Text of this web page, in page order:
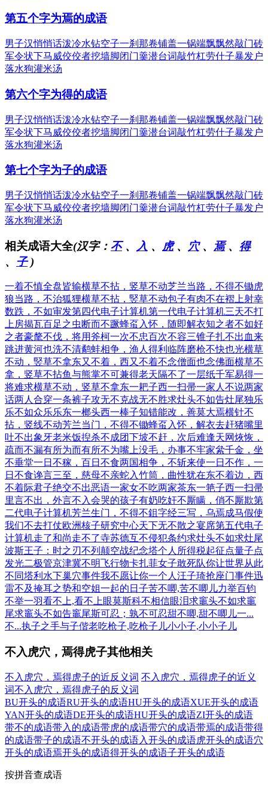
第五个字为焉的成语
男子汉悄悄话泼冷水钻空子一刹那卷铺盖一锅端飘飘然敲门砖
军令状下马威佼佼者挖墙脚闭门羹潜台词敲竹杠劳什子暴发户
落水狗灌米汤
第六个字为得的成语
男子汉悄悄话泼冷水钻空子一刹那卷铺盖一锅端飘飘然敲门砖
军令状下马威佼佼者挖墙脚闭门羹潜台词敲竹杠劳什子暴发户
落水狗灌米汤
第七个字为子的成语
男子汉悄悄话泼冷水钻空子一刹那卷铺盖一锅端飘飘然敲门砖
军令状下马威佼佼者挖墙脚闭门羹潜台词敲竹杠劳什子暴发户
落水狗灌米汤
相关成语大全(汉字： 不、 入 、 虎、 穴、 焉、 得
、 子)
一着不慎全盘皆输横草不拈，竖草不动芝兰当路，不得不锄虎
狼当路，不治狐狸横草不拈，竪草不动包子有肉不在褶上射幸
数跌，不如审发第四代电子计算机第一代电子计算机三天不打
上房揭瓦百足之虫断而不蹶蜂虿入怀，随即解衣知之者不如好
之者豪氂不伐，将用斧柯一次不忠百次不容三锥子扎不出血来
跳进黄河也洗不清鹬蚌相争，渔人得利 临阵磨枪不快也光横草
不动，竪草不拿东又不着，西又不着不念僧面也念佛面横草不
拿，竖草不拈鱼与熊掌不可兼得老天隔不了一层纸千军易得一
将难求横草不动，竖草不拿东一耙子西一扫帚一家人不说两家
话两人合穿一条裤子攻无不克战无不胜求灶头不如告灶尾独乐
乐不如众乐乐东一榔头西一棒子知错能改，善莫大焉横针不
拈，竖线不动芳兰当门，不得不锄蜂虿入怀，解衣去赶猪嘴里
吐不出象牙老米饭揑杀不成团下坡不赶，次后难逢天网烣恢，
疏而不漏有所为而有所不为嘴上没毛，办事不牢家絫千金，坐
不垂堂一日不稼，百日不食两国相争，不斩来使一日不作，一
日不食谗言三至，慈母不亲蛇入竹筒，曲性犹在东不着边，西
不着际君子绝交不出恶语一家女不吃两家茶东一筢子西一扫帚
里言不出，外言不入会哭的孩子有奶吃奸不厮瞒，俏不厮欺第
二代电子计算机芳兰生门，不得不鉏字经三写，乌焉成马假使
我们不去打仗欧洲核子研究中心天下无不散之宴席第五代电子
计算机走了和尚走不了寺苏德互不侵犯条约求灶头不如求灶尾
波斯王子：时之刃不列颠空战纪念塔个人所得税起征点量子点
发光二极管京津冀不明飞行物卡扎菲女子敢死队你让世界从此
不同塔利水下巢穴事件我不愿让你一个人 汪子琦抢座门事件迅
雷不及掩耳之势和空姐一起的日子苦不唧,苦不唧儿力举百钧
不举一羽看不上,看不上眼莫斯科不相信眼泪求竈头不如求竈
尾求竈头不如告竈尾斯可忍；孰不可忍甜不唧,甜不唧儿一...
不...执子之手与子偕老吃枪子,吃枪子儿小小子,小小子儿
不入虎穴，焉得虎子其他相关
不入虎穴，焉得虎子的近反义词 不入虎穴，焉得虎子的近义
词不入虎穴，焉得虎子的反义词
BU开头的成语RU开头的成语HU开头的成语XUE开头的成语
YAN开头的成语DE开头的成语HU开头的成语ZI开头的成语
带不的成语带入的成语带虎的成语带穴的成语带焉的成语带得
的成语带子的成语不开头的成语入开头的成语虎开头的成语穴
开头的成语焉开头的成语得开头的成语子开头的成语
按拼音查成语